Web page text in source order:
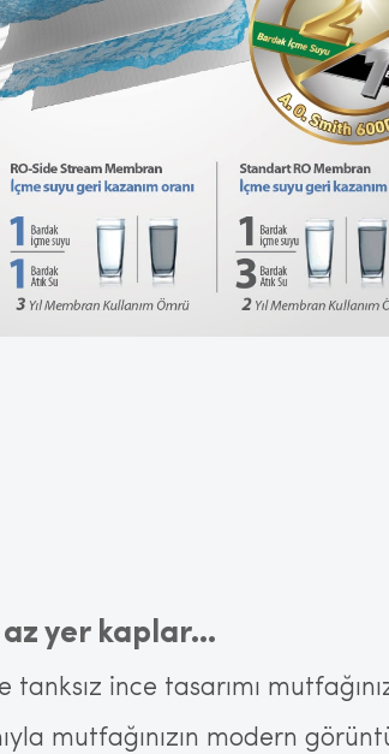
yer kaplar...
tanksız ince tasarımı
mutfağınızın modern